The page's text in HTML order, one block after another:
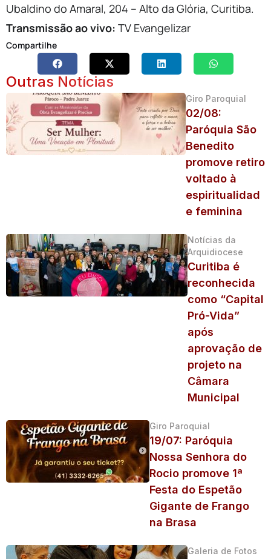
Ubaldino do Amaral, 204 – Alto da Glória, Curitiba.
Transmissão ao vivo: TV Evangelizar
Compartilhe
Outras Notícias
Giro Paroquial
02/08:
Paróquia São
Benedito
promove retiro
voltado à
espiritualidad
e feminina
Notícias da
Arquidiocese
Curitiba é
reconhecida
como “Capital
Pró-Vida”
após
aprovação de
projeto na
Câmara
Municipal
Giro Paroquial
19/07: Paróquia
Nossa Senhora do
Rocio promove 1ª
Festa do Espetão
Gigante de Frango
na Brasa
Galeria de Fotos